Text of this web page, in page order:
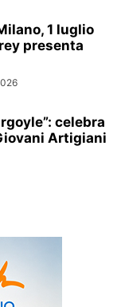
1 luglio
presenta
celebra
Artigiani